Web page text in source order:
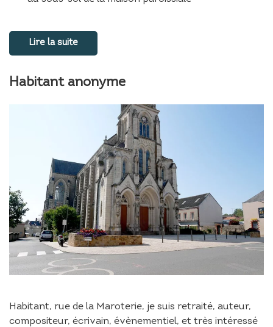
Lire la suite
Habitant anonyme
Habitant, rue de la Maroterie, je suis retraité, auteur,
compositeur, écrivain, évènementiel, et très intéressé